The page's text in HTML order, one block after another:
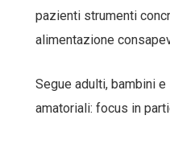
pazienti strumenti
alimentazione
Segue adulti, bambini
amatoriali: focus in